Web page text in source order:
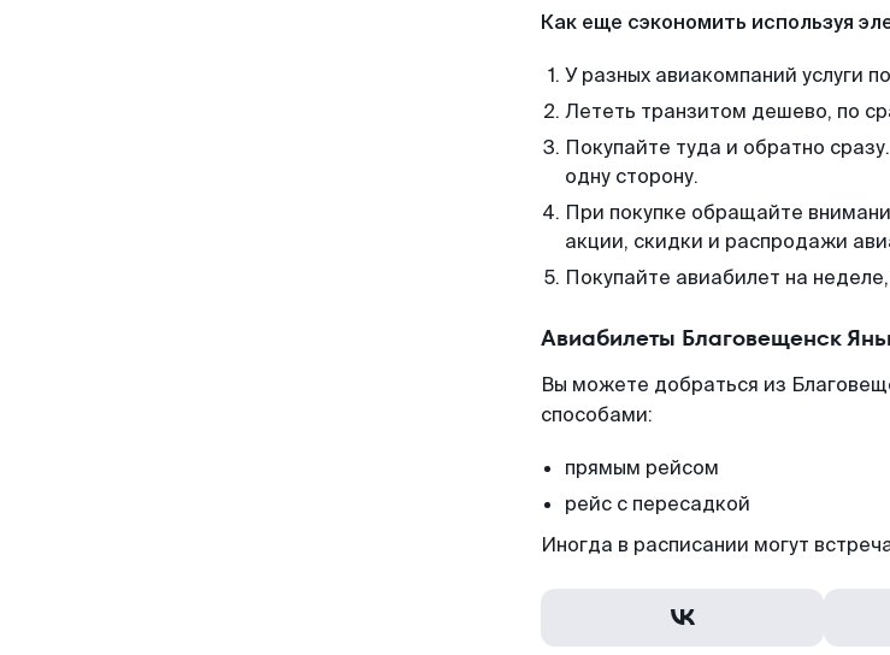
Как еще сэкономить используя
У разных авиакомпаний услуги
Лететь транзитом дешево, по
Покупайте туда и обратно
одну сторону.
При покупке обращайте
акции, скидки и распродажи
Покупайте авиабилет на
Авиабилеты Благовещенск
Вы можете добраться из
способами:
прямым рейсом
рейс с пересадкой
Иногда в расписании могут